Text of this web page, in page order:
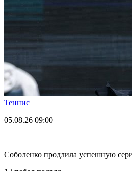
Теннис
05.08.26 09:00
Соболенко продлила успешную